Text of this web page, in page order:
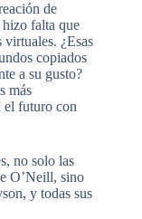
de
falta que
¿Esas
copiados
a su gusto?
más
el futuro con
no solo las
O’Neill, sino
y todas sus